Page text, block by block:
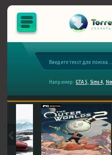
Например: GTA 5, Sims 4,